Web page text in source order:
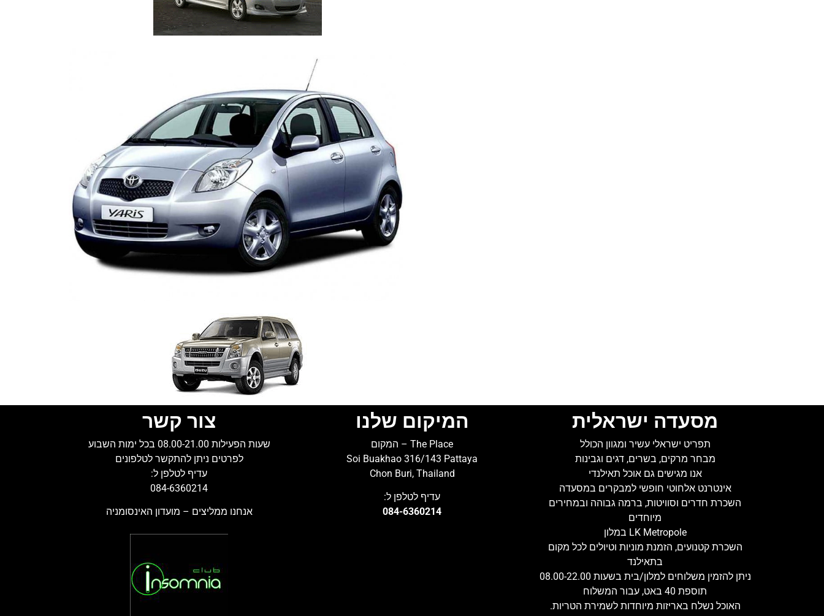
מסעדה ישראלית
תפריט ישראלי עשיר ומגוון הכולל
מבחר מרקים, בשרים, דגים וגבינות
אנו מגישים גם אוכל תאילנדי
אינטרנט אלחוטי חופשי למבקרים במסעדה
השכרת חדרים וסוויטות, ברמה גבוהה ובמחירים
מיוחדים
LK Metropole במלון
השכרת קטנועים, הזמנת מוניות וטיולים לכל מקום
בתאילנד
ניתן להזמין משלוחים למלון/בית בשעות 08.00-22.00
תוספת 40 באט, עבור המשלוח
האוכל נשלח באריזות מיוחדות לשמירת הטריות.
המיקום שלנו
The Place – המקום
Soi Buakhao 316/143 Pattaya
Chon Buri, Thailand
עדיף לטלפן ל:
084-6360214
צור קשר
שעות הפעילות 08.00-21.00 בכל ימות השבוע
לפרטים ניתן להתקשר לטלפונים
עדיף לטלפן ל:
084-6360214
אנחנו ממליצים – מועדון האינסומניה